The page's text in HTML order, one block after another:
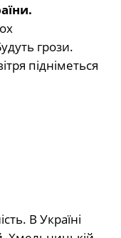
грози.
підніметься
В Україні